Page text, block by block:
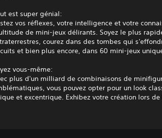
est super génial:
vos réflexes, votre intelligence et votre
de mini-jeux délirants. Soyez le plus
courez dans des tombes qui
et bien plus encore, dans 60 mini-jeux
vous-même:
plus d'un milliard de combinaisons de
vous pouvez opter pour un look
et excentrique. Exhibez votre création lors